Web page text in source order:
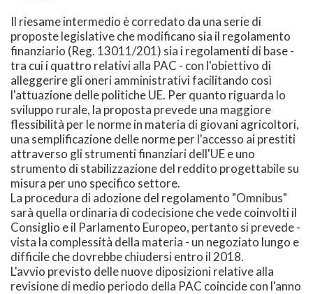
Il riesame intermedio è corredato da una serie di
proposte legislative che modificano sia il regolamento
finanziario (Reg. 13011/201) sia i regolamenti di base -
tra cui i quattro relativi alla PAC - con l'obiettivo di
alleggerire gli oneri amministrativi facilitando così
l'attuazione delle politiche UE. Per quanto riguarda lo
sviluppo rurale, la proposta prevede una maggiore
flessibilità per le norme in materia di giovani agricoltori,
una semplificazione delle norme per l'accesso ai prestiti
attraverso gli strumenti finanziari dell'UE e uno
strumento di stabilizzazione del reddito progettabile su
misura per uno specifico settore.
La procedura di adozione del regolamento "Omnibus"
sarà quella ordinaria di codecisione che vede coinvolti il
Consiglio e il Parlamento Europeo, pertanto si prevede -
vista la complessità della materia - un negoziato lungo e
difficile che dovrebbe chiudersi entro il 2018.
L'avvio previsto delle nuove diposizioni relative alla
revisione di medio periodo della PAC coincide con l'anno